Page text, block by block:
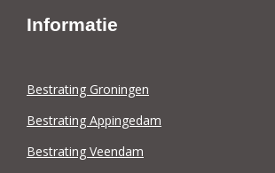
Informatie
Bestrating Groningen
Bestrating Appingedam
Bestrating Veendam